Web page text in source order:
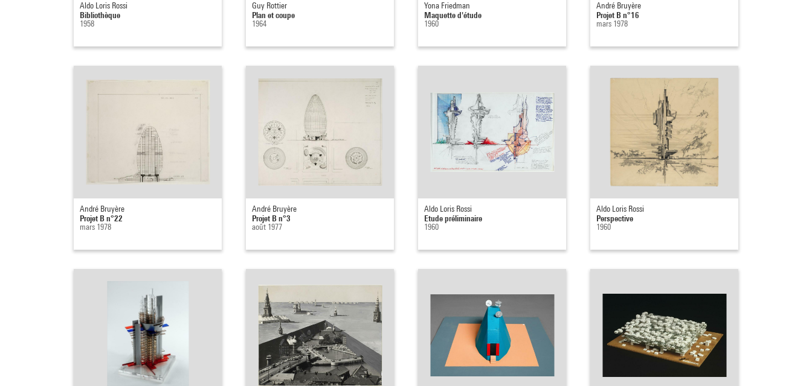
Aldo Loris Rossi
Bibliothèque
1958
Guy Rottier
Plan et coupe
1964
Yona Friedman
Maquette d'étude
1960
André Bruyère
Projet B n°16
mars 1978
André Bruyère
Projet B n°22
mars 1978
André Bruyère
Projet B n°3
août 1977
Aldo Loris Rossi
Etude préliminaire
1960
Aldo Loris Rossi
Perspective
1960